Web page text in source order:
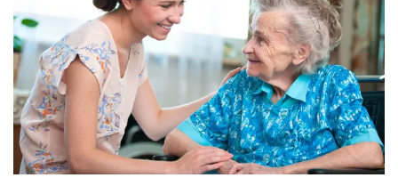
estadísticas de turismo